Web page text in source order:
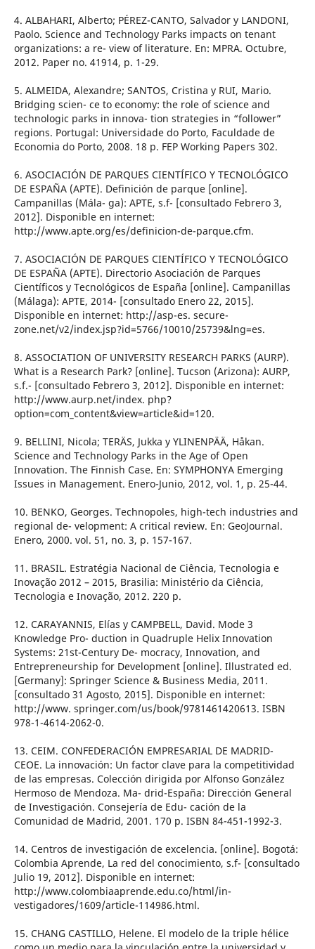
4. ALBAHARI, Alberto; PÉREZ-CANTO, Salvador y LANDONI,
Paolo. Science and Technology Parks impacts on tenant
organizations: a re- view of literature. En: MPRA. Octubre,
2012. Paper no. 41914, p. 1-29.
5. ALMEIDA, Alexandre; SANTOS, Cristina y RUI, Mario.
Bridging scien- ce to economy: the role of science and
technologic parks in innova- tion strategies in “follower”
regions. Portugal: Universidade do Porto, Faculdade de
Economia do Porto, 2008. 18 p. FEP Working Papers 302.
6. ASOCIACIÓN DE PARQUES CIENTÍFICO Y TECNOLÓGICO
DE ESPAÑA (APTE). Definición de parque [online].
Campanillas (Mála- ga): APTE, s.f- [consultado Febrero 3,
2012]. Disponible en internet:
http://www.apte.org/es/definicion-de-parque.cfm.
7. ASOCIACIÓN DE PARQUES CIENTÍFICO Y TECNOLÓGICO
DE ESPAÑA (APTE). Directorio Asociación de Parques
Científicos y Tecnológicos de España [online]. Campanillas
(Málaga): APTE, 2014- [consultado Enero 22, 2015].
Disponible en internet: http://asp-es. secure-
zone.net/v2/index.jsp?id=5766/10010/25739&lng=es.
8. ASSOCIATION OF UNIVERSITY RESEARCH PARKS (AURP).
What is a Research Park? [online]. Tucson (Arizona): AURP,
s.f.- [consultado Febrero 3, 2012]. Disponible en internet:
http://www.aurp.net/index. php?
option=com_content&view=article&id=120.
9. BELLINI, Nicola; TERÄS, Jukka y YLINENPÄÄ, Håkan.
Science and Technology Parks in the Age of Open
Innovation. The Finnish Case. En: SYMPHONYA Emerging
Issues in Management. Enero-Junio, 2012, vol. 1, p. 25-44.
10. BENKO, Georges. Technopoles, high-tech industries and
regional de- velopment: A critical review. En: GeoJournal.
Enero, 2000. vol. 51, no. 3, p. 157-167.
11. BRASIL. Estratégia Nacional de Ciência, Tecnologia e
Inovação 2012 – 2015, Brasilia: Ministério da Ciência,
Tecnologia e Inovação, 2012. 220 p.
12. CARAYANNIS, Elías y CAMPBELL, David. Mode 3
Knowledge Pro- duction in Quadruple Helix Innovation
Systems: 21st-Century De- mocracy, Innovation, and
Entrepreneurship for Development [online]. Illustrated ed.
[Germany]: Springer Science & Business Media, 2011.
[consultado 31 Agosto, 2015]. Disponible en internet:
http://www. springer.com/us/book/9781461420613. ISBN
978-1-4614-2062-0.
13. CEIM. CONFEDERACIÓN EMPRESARIAL DE MADRID-
CEOE. La innovación: Un factor clave para la competitividad
de las empresas. Colección dirigida por Alfonso González
Hermoso de Mendoza. Ma- drid-España: Dirección General
de Investigación. Consejería de Edu- cación de la
Comunidad de Madrid, 2001. 170 p. ISBN 84-451-1992-3.
14. Centros de investigación de excelencia. [online]. Bogotá:
Colombia Aprende, La red del conocimiento, s.f- [consultado
Julio 19, 2012]. Disponible en internet:
http://www.colombiaaprende.edu.co/html/in-
vestigadores/1609/article-114986.html.
15. CHANG CASTILLO, Helene. El modelo de la triple hélice